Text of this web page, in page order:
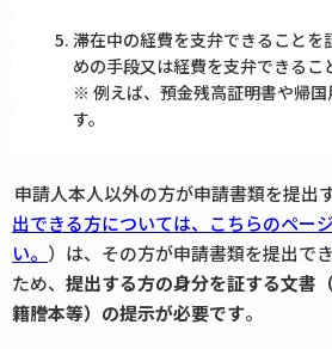
滞在中の経費を支弁できることを
めの手段又は経費を支弁できる
※ 例えば、預金残高証明書や帰
す。
申請人本人以外の方が申請書類を提出
出できる方については、こちらのペー
い。 ）は、その方が申請書類を提出で
ため、 提出する方の身分を証する文書
籍謄本等）の提示が必要です。